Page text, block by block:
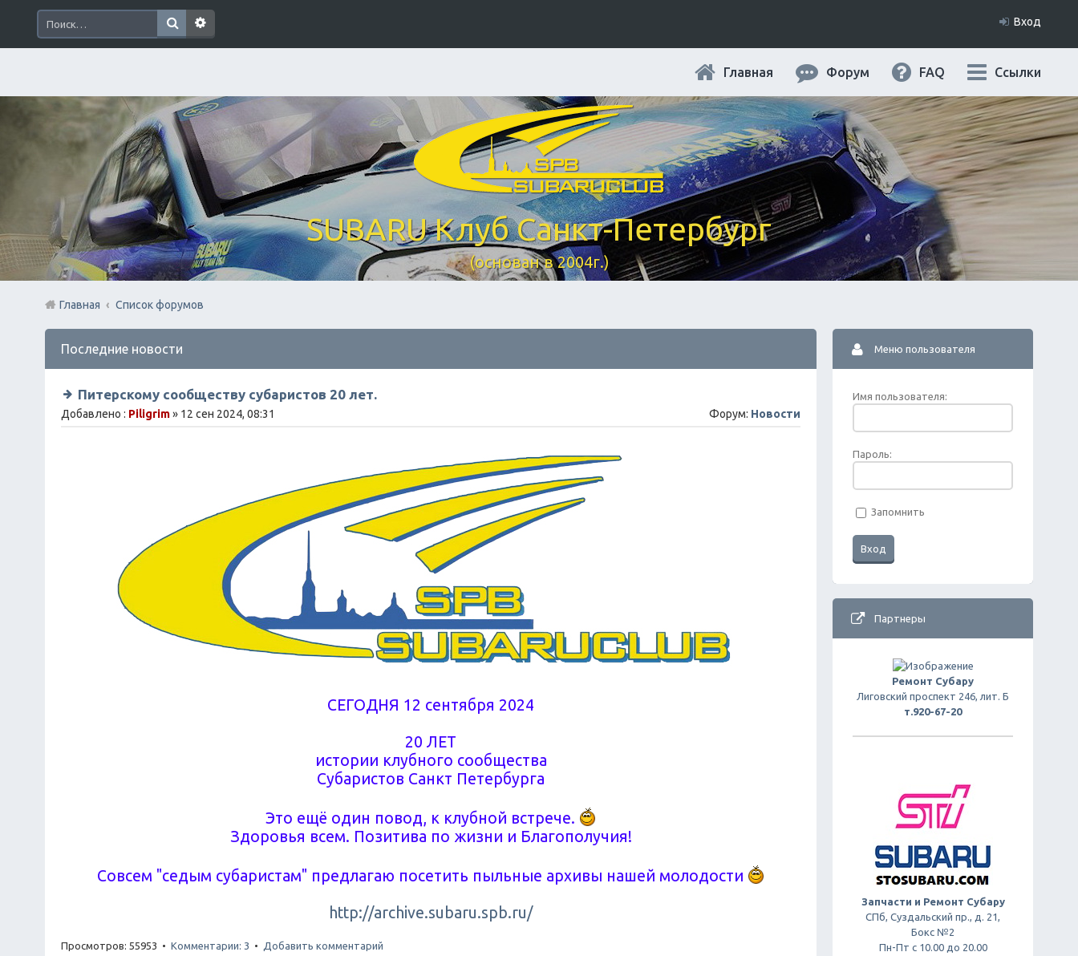
Вход
SUBARU Клуб Санкт-Петербург
(основан в 2004г.)
Ссылки
FAQ
Форум
Главная
Главная Список форумов
Последние новости
Питерскому сообществу субаристов 20 лет.
Добавлено : Piligrim» 12 сен 2024, 08:31 Форум: Новости
СЕГОДНЯ 12 сентября 2024
20 ЛЕТ
истории клубного сообщества
Субаристов Санкт Петербурга
Это ещё один повод, к клубной встрече.
Здоровья всем. Позитива по жизни и Благополучия!
Совсем "седым субаристам" предлагаю посетить пыльные архивы нашей молодости
http://archive.subaru.spb.ru/
Просмотров: 55953 • Комментарии: 3 • Добавить комментарий
Меню пользователя
Имя пользователя:
Пароль:
Запомнить
Партнеры
Ремонт Субару
Лиговский проспект 246, лит. Б
т.920-67-20
Запчасти и Ремонт Субару
СПб, Суздальский пр., д. 21,
Бокс №2
Пн-Пт с 10.00 до 20.00